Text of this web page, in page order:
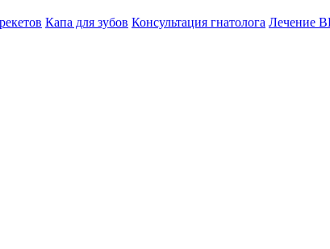
Капа для зубов Консультация гнатолога Лечение